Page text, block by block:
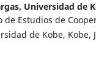
Universidad de
de Estudios de
de Kobe, Kobe,